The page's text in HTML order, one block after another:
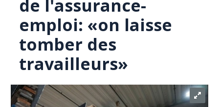
de l'assurance-
emploi: «on laisse
tomber des
travailleurs»